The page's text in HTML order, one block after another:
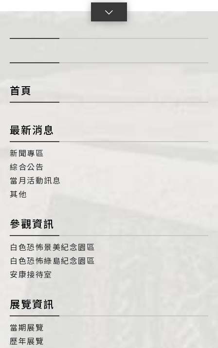
首頁
最新消息
新聞專區
綜合公告
當月活動訊息
其他
參觀資訊
白色恐怖景美紀念園區
白色恐怖綠島紀念園區
安康接待室
展覽資訊
當期展覽
歷年展覽